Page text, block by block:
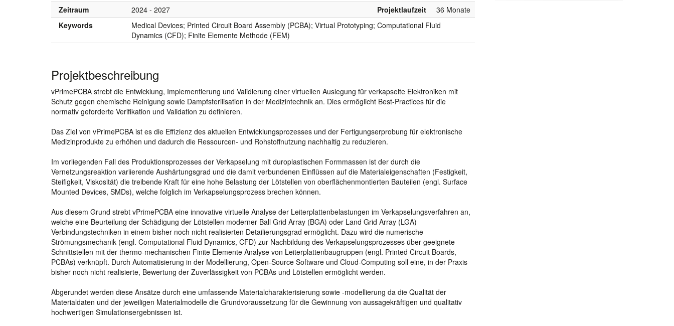
Zeitraum
2024 - 2027 Projektlaufzeit
36 Monate
Keywords
Medical Devices; Printed Circuit Board Assembly (PCBA); Virtual Prototyping; Computational Fluid
Dynamics (CFD); Finite Elemente Methode (FEM)
Projektbeschreibung
vPrimePCBA strebt die Entwicklung, Implementierung und Validierung einer virtuellen Auslegung für verkapselte Elektroniken mit
Schutz gegen chemische Reinigung sowie Dampfsterilisation in der Medizintechnik an. Dies ermöglicht Best-Practices für die
normativ geforderte Verifikation und Validation zu definieren.
Das Ziel von vPrimePCBA ist es die Effizienz des aktuellen Entwicklungsprozesses und der Fertigungserprobung für elektronische
Medizinprodukte zu erhöhen und dadurch die Ressourcen- und Rohstoffnutzung nachhaltig zu reduzieren.
Im vorliegenden Fall des Produktionsprozesses der Verkapselung mit duroplastischen Formmassen ist der durch die
Vernetzungsreaktion variierende Aushärtungsgrad und die damit verbundenen Einflüssen auf die Materialeigenschaften (Festigkeit,
Steifigkeit, Viskosität) die treibende Kraft für eine hohe Belastung der Lötstellen von oberflächenmontierten Bauteilen (engl. Surface
Mounted Devices, SMDs), welche folglich im Verkapselungsprozess brechen können.
Aus diesem Grund strebt vPrimePCBA eine innovative virtuelle Analyse der Leiterplattenbelastungen im Verkapselungsverfahren an,
welche eine Beurteilung der Schädigung der Lötstellen moderner Ball Grid Array (BGA) oder Land Grid Array (LGA)
Verbindungstechniken in einem bisher noch nicht realisierten Detailierungsgrad ermöglicht. Dazu wird die numerische
Strömungsmechanik (engl. Computational Fluid Dynamics, CFD) zur Nachbildung des Verkapselungsprozesses über geeignete
Schnittstellen mit der thermo-mechanischen Finite Elemente Analyse von Leiterplattenbaugruppen (engl. Printed Circuit Boards,
PCBAs) verknüpft. Durch Automatisierung in der Modellierung, Open-Source Software und Cloud-Computing soll eine, in der Praxis
bisher noch nicht realisierte, Bewertung der Zuverlässigkeit von PCBAs und Lötstellen ermöglicht werden.
Abgerundet werden diese Ansätze durch eine umfassende Materialcharakterisierung sowie -modellierung da die Qualität der
Materialdaten und der jeweiligen Materialmodelle die Grundvoraussetzung für die Gewinnung von aussagekräftigen und qualitativ
hochwertigen Simulationsergebnissen ist.